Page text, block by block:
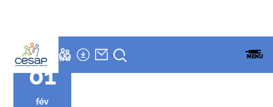
ESPACES
FAMILLESENSEMBLE
CESAPFORMATION
MENU
Accueil
personnes en situation de handicap
01
fév